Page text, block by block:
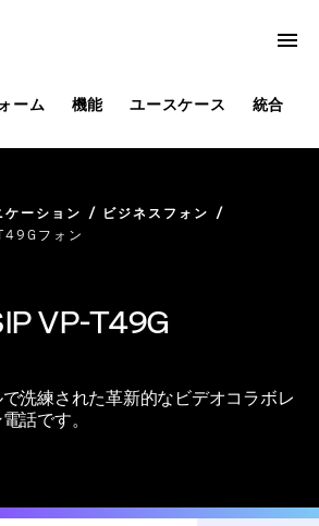
ーム 機能 ユースケース 統合
ケーション
ビジネスフォン
フォン
VP-T49G
洗練された革新的なビデオコラボレ
話です。